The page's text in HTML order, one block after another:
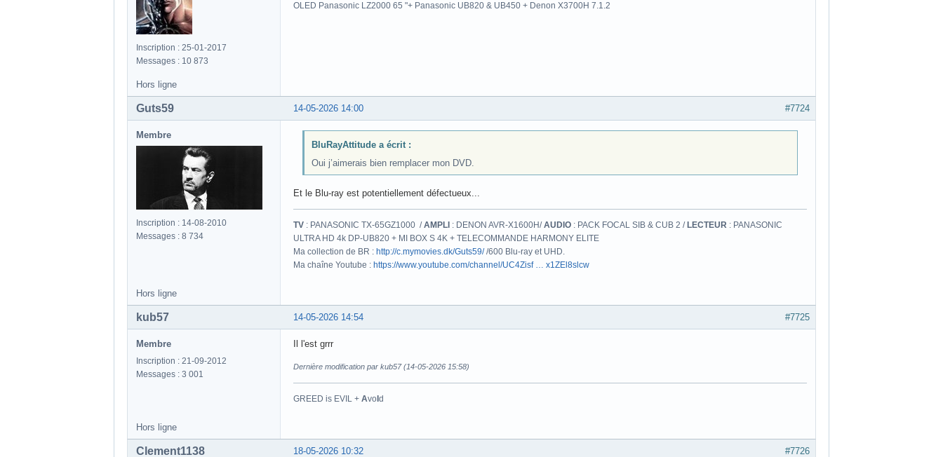
Inscription : 25-01-2017
Messages : 10 873
OLED Panasonic LZ2000 65 "+ Panasonic UB820 & UB450 + Denon X3700H 7.1.2
Hors ligne
#7724
14-05-2026 14:00
Guts59
Membre
Inscription : 14-08-2010
Messages : 8 734
BluRayAttitude a écrit :
Oui j’aimerais bien remplacer mon DVD.
Et le Blu-ray est potentiellement défectueux...
TV : PANASONIC TX-65GZ1000 /AMPLI : DENON AVR-X1600H/AUDIO : PACK FOCAL SIB & CUB 2 / LECTEUR : PANASONIC
ULTRA HD 4k DP-UB820 + MI BOX S 4K + TELECOMMANDE HARMONY ELITE
Ma collection de BR : http://c.mymovies.dk/Guts59//600 Blu-ray et UHD.
Ma chaîne Youtube : https://www.youtube.com/channel/UC4Zisf … x1ZEl8slcw
Hors ligne
#7725
14-05-2026 14:54
kub57
Membre
Inscription : 21-09-2012
Messages : 3 001
Il l'est grrr
Dernière modification par kub57 (14-05-2026 15:58)
GREED is EVIL + Avo d
Hors ligne
#7726
18-05-2026 10:32
Clement1138